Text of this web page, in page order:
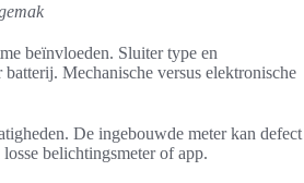
beïnvloeden. Sluiter type en
Mechanische versus elektronische
De ingebouwde meter kan defect
belichtingsmeter of app.